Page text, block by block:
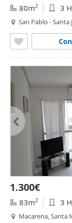
80m2 3
San Pablo - Santa
1.300€
83m2 3
Macarena, Santa